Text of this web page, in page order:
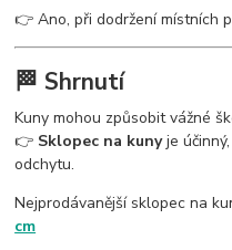
👉 Ano, při dodržení místních
🏁 Shrnutí
Kuny mohou způsobit vážné
👉 Sklopec na kunyje
odchytu.
Nejprodávanější sklopec na
cm